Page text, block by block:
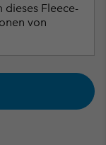
dieses Fleece-
von